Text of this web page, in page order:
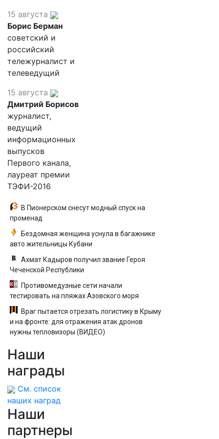
15 августа
Борис Берман
советский и
российский
тележурналист и
телеведущий
15 августа
Дмитрий Борисов
журналист,
ведущий
информационных
выпусков
Первого канала,
лауреат премии
ТЭФИ-2016
В Пионерском снесут модный спуск на
променад
Бездомная женщина уснула в багажнике
авто жительницы Кубани
Ахмат Кадыров получил звание Героя
Чеченской Республики
Противомедузные сети начали
тестировать на пляжах Азовского моря
Враг пытается отрезать логистику в Крыму
и на фронте: для отражения атак дронов
нужны тепловизоры (ВИДЕО)
Наши
награды
См. список
наших наград
Наши
партнеры